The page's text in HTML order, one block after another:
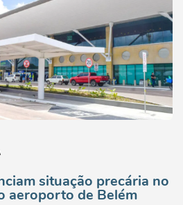
situação precária no
aeroporto de Belém